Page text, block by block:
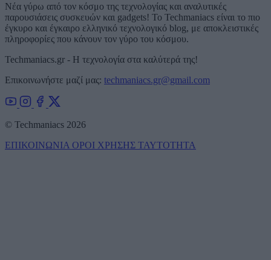
Νέα γύρω από τον κόσμο της τεχνολογίας και αναλυτικές
παρουσιάσεις συσκευών και gadgets! Το Techmaniacs είναι το πιο
έγκυρο και έγκαιρο ελληνικό τεχνολογικό blog, με αποκλειστικές
πληροφορίες που κάνουν τον γύρο του κόσμου.
Techmaniacs.gr - Η τεχνολογία στα καλύτερά της!
Επικοινωνήστε μαζί μας: techmaniacs.gr@gmail.com
© Techmaniacs 2026
ΕΠΙΚΟΙΝΩΝΙΑ ΟΡΟΙ ΧΡΗΣΗΣ ΤΑΥΤΟΤΗΤΑ